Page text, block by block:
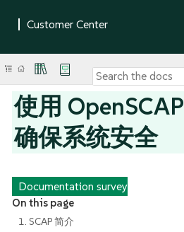
使用 OpenSCAP
确保系统安全
Documentation survey
On this page
1. SCAP 简介